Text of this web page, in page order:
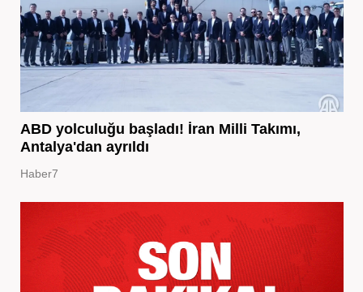
ABD yolculuğu başladı! İran Milli Takımı,
Antalya'dan ayrıldı
Haber7